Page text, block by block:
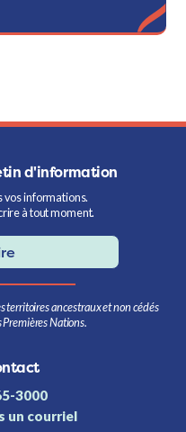
d'information
vos informations.
à tout moment.
territoires ancestraux et non cédés
Nations.
3000
un courriel